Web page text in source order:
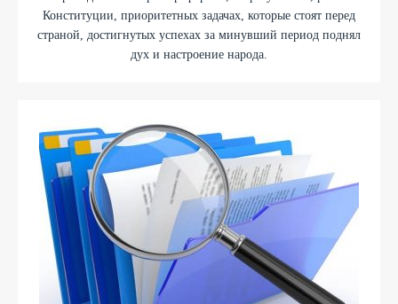
Конституции, приоритетных задачах, которые стоят перед
страной, достигнутых успехах за минувший период поднял
дух и настроение народа.